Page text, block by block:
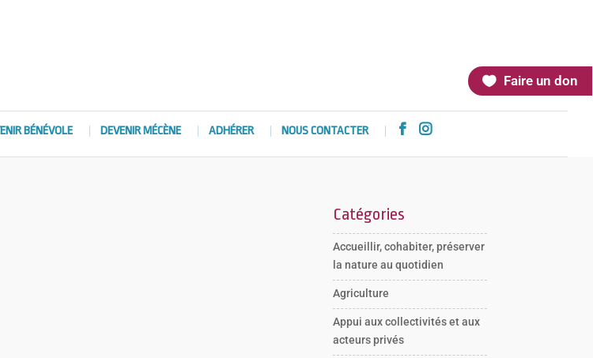
Faire un don
BÉNÉVOLE DEVENIR MÉCÈNE ADHÉRER NOUS CONTACTER  
Catégories
Accueillir, cohabiter, préserver
la nature au quotidien
Agriculture
Appui aux collectivités et aux
acteurs privés